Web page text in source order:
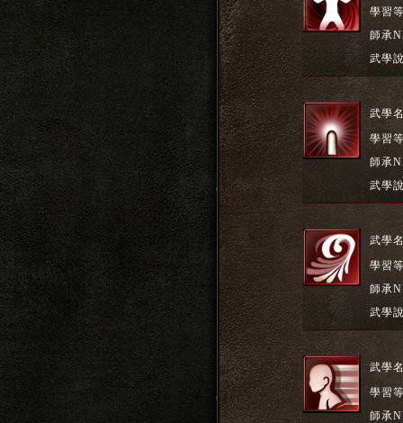
學習
師承
武學
武學
學習
師承
武學
武學
學習
師承
武學
武學
學習
師承